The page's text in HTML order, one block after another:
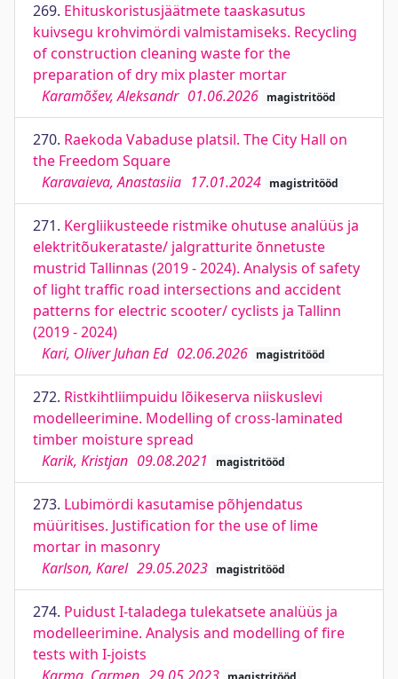
269. Ehituskoristusjäätmete taaskasutus
kuivsegu krohvimördi valmistamiseks. Recycling
of construction cleaning waste for the
preparation of dry mix plaster mortar
Karamõšev, Aleksandr 01.06.2026 magistritööd
270. Raekoda Vabaduse platsil. The City Hall on
the Freedom Square
Karavaieva, Anastasiia 17.01.2024 magistritööd
271. Kergliikusteede ristmike ohutuse analüüs ja
elektritõukerataste/ jalgratturite õnnetuste
mustrid Tallinnas (2019 - 2024). Analysis of safety
of light traffic road intersections and accident
patterns for electric scooter/ cyclists ja Tallinn
(2019 - 2024)
Kari, Oliver Juhan Ed 02.06.2026 magistritööd
272. Ristkihtliimpuidu lõikeserva niiskuslevi
modelleerimine. Modelling of cross-laminated
timber moisture spread
Karik, Kristjan 09.08.2021 magistritööd
273. Lubimördi kasutamise põhjendatus
müüritises. Justification for the use of lime
mortar in masonry
Karlson, Karel 29.05.2023 magistritööd
274. Puidust I-taladega tulekatsete analüüs ja
modelleerimine. Analysis and modelling of fire
tests with I-joists